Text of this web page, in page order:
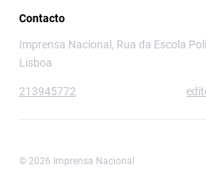
Contacto
Imprensa Nacional, Rua da Escola
Lisboa
213945772
© 2026 Imprensa Nacional